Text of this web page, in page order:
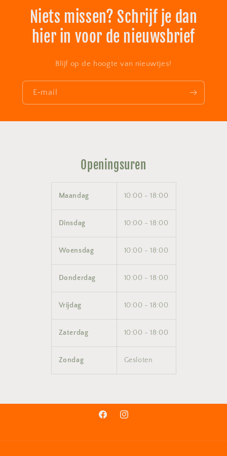
Niets missen? Schrijf je dan
hier in voor de nieuwsbrief
Blijf op de hoogte van nieuwtjes!
E‑mail
Openingsuren
Maandag 10:00 - 18:00
Dinsdag 10:00 - 18:00
Woensdag 10:00 - 18:00
Donderdag 10:00 - 18:00
Vrijdag 10:00 - 18:00
Zaterdag 10:00 - 18:00
Zondag Gesloten
FacebookInstagram